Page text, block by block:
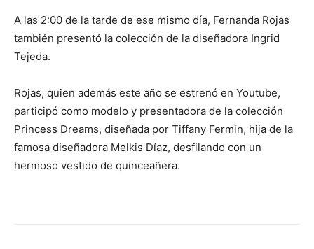
A las 2:00 de la tarde de ese mismo día, Fernanda Rojas
también presentó la colección de la diseñadora Ingrid
Tejeda.
Rojas, quien además este año se estrenó en Youtube,
participó como modelo y presentadora de la colección
Princess Dreams, diseñada por Tiffany Fermin, hija de la
famosa diseñadora Melkis Díaz, desfilando con un
hermoso vestido de quinceañera.